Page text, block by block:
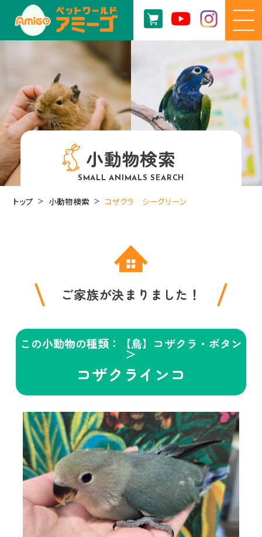
小動物検索
SMALL ANIMALS SEARCH
トップ 小動物検索 コザクラ シーグリーン
ご家族が決まりました！
この小動物の種類：【鳥】コザクラ・ボタン
＞
コザクラインコ